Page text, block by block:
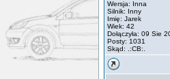
Wersja: Inna
Silnik: Inny
Imię: Jarek
Wiek: 42
Dołączyła: 09 Sie
Posty: 1031
Skąd: .:CB:.